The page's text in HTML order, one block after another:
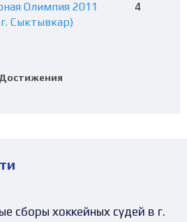
Олимпия 2011
Сыктывкар)
4
Достижения
сборы хоккейных судей в г.